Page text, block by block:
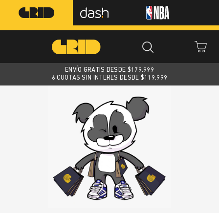
ENVÍO GRATIS DESDE $179.999
6 CUOTAS SIN INTERES DESDE $119.999